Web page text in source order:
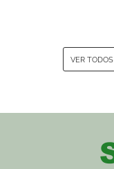
VER